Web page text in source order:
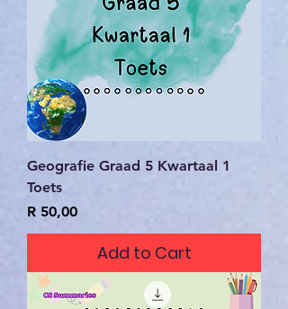
Geografie Graad 5 Kwartaal 1
Toets
Price
R 50,00
Add to Cart